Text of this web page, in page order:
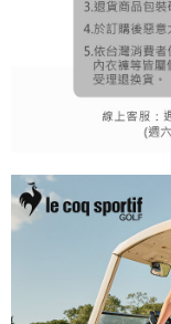
理、利用を許可するこ
択しないでください。